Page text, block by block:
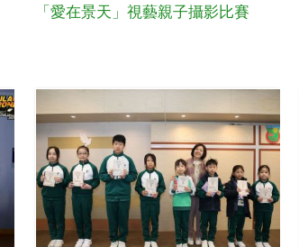
「愛在景天」視藝親子攝影比賽